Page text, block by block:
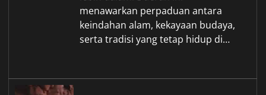
menawarkan perpaduan antara
keindahan alam, kekayaan budaya,
serta tradisi yang tetap hidup di…